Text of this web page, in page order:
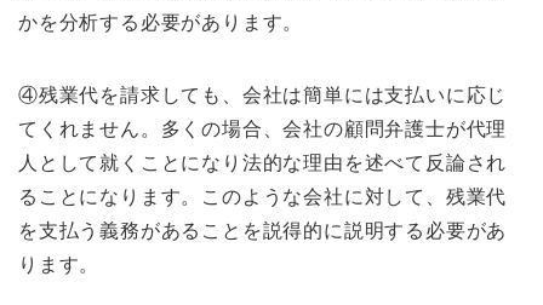
かを分析する必要があります。
④残業代を請求しても、会社は簡単には支払いに応じ
てくれません。多くの場合、会社の顧問弁護士が代理
人として就くことになり法的な理由を述べて反論され
ることになります。このような会社に対して、残業代
を支払う義務があることを説得的に説明する必要があ
ります。